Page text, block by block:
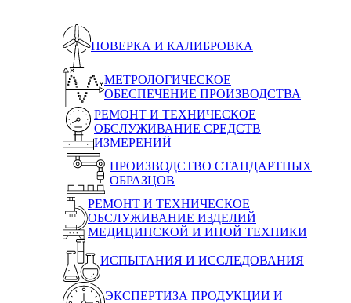
ПОВЕРКА И КАЛИБРОВКА
МЕТРОЛОГИЧЕСКОЕ
ОБЕСПЕЧЕНИЕ ПРОИЗВОДСТВА
РЕМОНТ И ТЕХНИЧЕСКОЕ
ОБСЛУЖИВАНИЕ СРЕДСТВ
ИЗМЕРЕНИЙ
ПРОИЗВОДСТВО СТАНДАРТНЫХ
ОБРАЗЦОВ
РЕМОНТ И ТЕХНИЧЕСКОЕ
ОБСЛУЖИВАНИЕ ИЗДЕЛИЙ
МЕДИЦИНСКОЙ И ИНОЙ ТЕХНИКИ
ИСПЫТАНИЯ И ИССЛЕДОВАНИЯ
ЭКСПЕРТИЗА ПРОДУКЦИИ И